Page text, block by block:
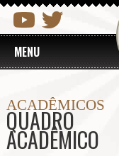
MENU
ACADÊMICOS
QUADRO
ACADÊMICO